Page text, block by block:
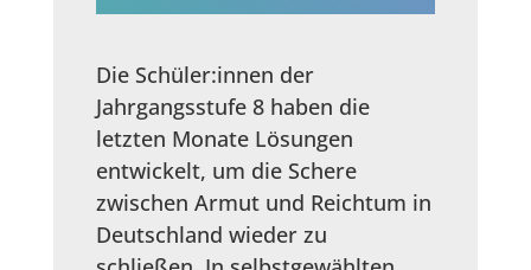
Die Schüler:innen der
Jahrgangsstufe 8 haben die
letzten Monate Lösungen
entwickelt, um die Schere
zwischen Armut und Reichtum in
Deutschland wieder zu